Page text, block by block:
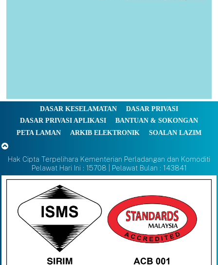
DASAR KESELAMATAN
DASAR PRIVASI
DASAR PRIVASI APLIKASI
BANTUAN & SOKONGAN
PETA LAMAN
ARKIB ELEKTRONIK SOALAN LAZIM
Hak Cipta Terpelihara Kementerian Perladangan dan Komoditi
Pelawat Hari Ini : 15708 | Pelawat Bulan : 143841